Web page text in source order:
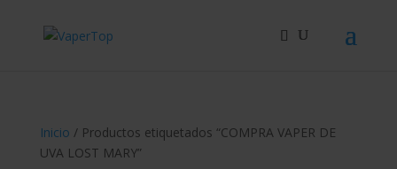
productos
Inicio / Productos etiquetados “COMPRA VAPER DE
UVA LOST MARY”